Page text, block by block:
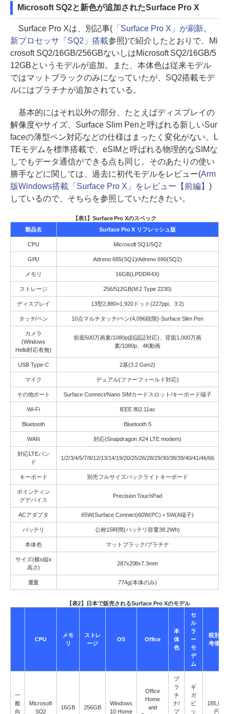
Microsoft SQ2と新色が追加されたSurface Pro X
Surface Pro Xは、別記事(「Surface Pro X」が刷新。
新プロセッサ「SQ2」搭載参照)で紹介したとおりで、Mi
crosoft SQ2/16GB/256GBないしはMicrosoft SQ2/16GB/5
12GBというモデルが追加。また、本体色は従来モデル
ではマットブラックのみになっていたが、SQ2搭載モデ
ルにはプラチナが追加されている。
基本的にはそれ以外の部分、たとえばディスプレイの
解像度やサイズ、Surface Slim Penと呼ばれる新しいSur
faceの薄型ペン対応などの仕様はまったく変化がない。L
TEモデムを標準搭載で、eSIMと呼ばれる物理的なSIMな
しでもデータ通信ができる点も同じ。そのあたりの使い
勝手などに関しては、過去に初代モデルをレビュー(Arm
版Windows搭載「Surface Pro X」をレビュー【前編】 )
しているので、そちらを参照していただきたい。
【表1】Surface Pro Xのスペック
製品名
Surface Pro X リフレッシュ版
CPU Microsoft SQ1/SQ2
GPU Adreno 685(SQ1)/Adreno 690(SQ2)
メモリ 16GB(LPDDR4X)
ストレージ 256/512GB(M.2 Type 2230)
ディスプレイ 13型2,880×1,920ドット(227ppi、3:2)
タッチ/ペン 10点マルチタッチ/ペン(4,096段階)-Surface Slim Pen
カメラ
(Windows
Hello対応有無)
前面500万画素/1080p(顔認証対応)、背面1,000万画
素/1080p、4K動画
USB Type-C 2基(3.2 Gen2)
マイク デュアル(ファーフィールド対応)
その他ポート Surface Connect/Nano SIMカードスロット/キーボード端子
Wi-Fi IEEE 802.11ac
Bluetooth Bluetooth 5
WAN 対応(Snapdragon X24 LTE modem)
対応LTEバン
ド
1/2/3/4/5/7/8/12/13/14/19/20/25/26/28/29/30/38/39/40/41/46/66
キーボード 別売フルサイズバックライトキーボード
ポインティン
グデバイス
Precision TouchPad
ACアダプタ 65W(Surface Connect)60W(PC)＋5W(A端子)
バッテリ 公称15時間(バッテリ容量38.2Wh)
本体色 マットブラック/プラチナ
サイズ(横x縦x
高さ)
287x208x7.3mm
重量 774g(本体のみ)
【表2】日本で販売されるSurface Pro Xのモデル
CPU
メモ
リ
ストレ
ージ
OS Office
本
体
色
セ
ル
ラ
ー
モ
デ
ム
税別参
考価格
一
般
向
Microsoft
SQ2
16GB 256GB
Windows
10 Home
Office
Home
and
プ
ラ
チ
ナ/
ブ
ギ
ガ
ビ
ッ
185,800
円